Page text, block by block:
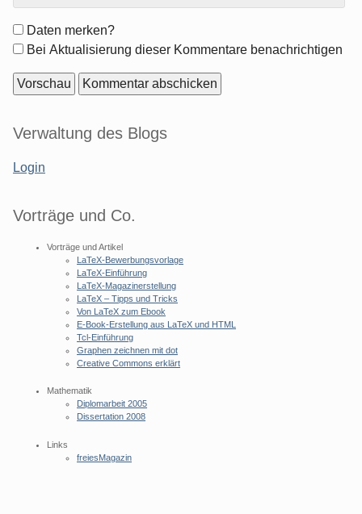
Formular-
Optionen
Daten merken?
Bei Aktualisierung dieser Kommentare benachrichtigen
Seitenleiste
Verwaltung des Blogs
Login
Vorträge und Co.
Vorträge und Artikel
LaTeX-Bewerbungsvorlage
LaTeX-Einführung
LaTeX-Magazinerstellung
LaTeX – Tipps und Tricks
Von LaTeX zum Ebook
E-Book-Erstellung aus LaTeX und HTML
Tcl-Einführung
Graphen zeichnen mit dot
Creative Commons erklärt
Mathematik
Diplomarbeit 2005
Dissertation 2008
Links
freiesMagazin